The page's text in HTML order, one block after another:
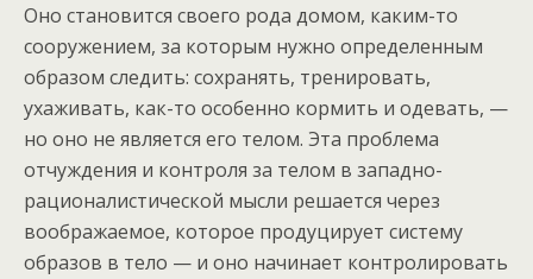
Оно становится своего рода домом, каким-то
сооружением, за которым нужно определенным
образом следить: сохранять, тренировать,
ухаживать, как-то особенно кормить и одевать, —
но оно не является его телом. Эта проблема
отчуждения и контроля за телом в западно-
рационалистической мысли решается через
воображаемое, которое продуцирует систему
образов в тело — и оно начинает контролировать